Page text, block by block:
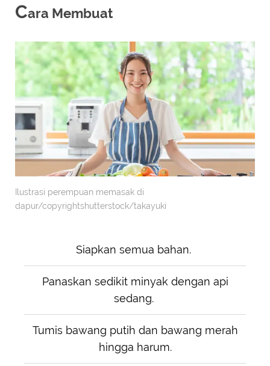
Cara Membuat
Ilustrasi perempuan memasak di
dapur/copyrightshutterstock/takayuki
Siapkan semua bahan.
Panaskan sedikit minyak dengan api
sedang.
Tumis bawang putih dan bawang merah
hingga harum.